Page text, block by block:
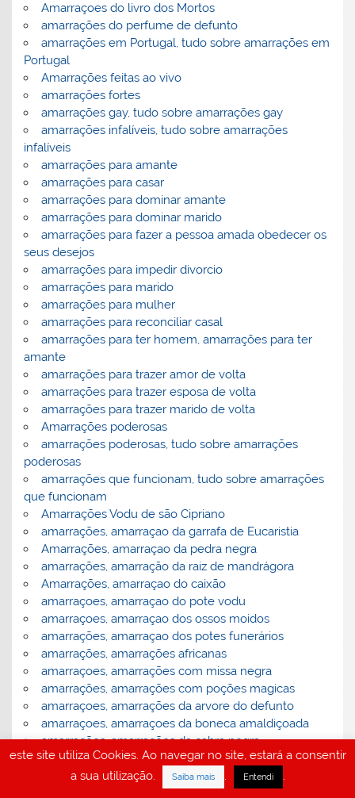
Amarraçoes do livro dos Mortos
amarrações do perfume de defunto
amarrações em Portugal, tudo sobre amarrações em
Portugal
Amarrações feitas ao vivo
amarrações fortes
amarrações gay, tudo sobre amarrações gay
amarrações infalíveis, tudo sobre amarrações
infalíveis
amarrações para amante
amarrações para casar
amarrações para dominar amante
amarrações para dominar marido
amarrações para fazer a pessoa amada obedecer os
seus desejos
amarrações para impedir divorcio
amarrações para marido
amarrações para mulher
amarrações para reconciliar casal
amarrações para ter homem, amarrações para ter
amante
amarrações para trazer amor de volta
amarrações para trazer esposa de volta
amarrações para trazer marido de volta
Amarrações poderosas
amarrações poderosas, tudo sobre amarrações
poderosas
amarrações que funcionam, tudo sobre amarrações
que funcionam
Amarrações Vodu de são Cipriano
amarrações, amarraçao da garrafa de Eucaristia
Amarrações, amarraçao da pedra negra
amarrações, amarração da raiz de mandrágora
Amarrações, amarraçao do caixão
amarraçoes, amarraçao do pote vodu
amarraçoes, amarraçao dos ossos moidos
amarrações, amarraçao dos potes funerários
amarrações, amarrações africanas
amarraçoes, amarrações com missa negra
amarrações, amarrações com poções magicas
amarraçoes, amarrações da arvore do defunto
amarraçoes, amarraçoes da boneca amaldiçoada
amarrações, amarrações da cabra negra
amarrações, amarrações da porta oculta
amarrações, amarrações de fidelidade
Amarrações, amarrações de magia negra
este site utiliza Cookies. Ao navegar no site, estará a consentir
a sua utilização.
Saiba mais . Entendi .